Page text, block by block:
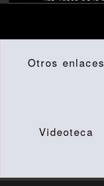
Otros enlaces
Videoteca